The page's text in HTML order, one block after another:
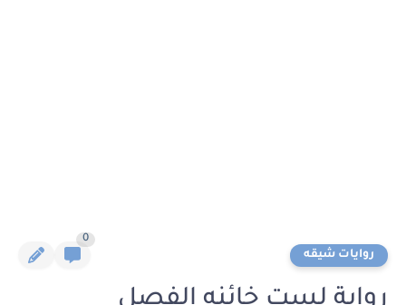
روايات شيقه
0